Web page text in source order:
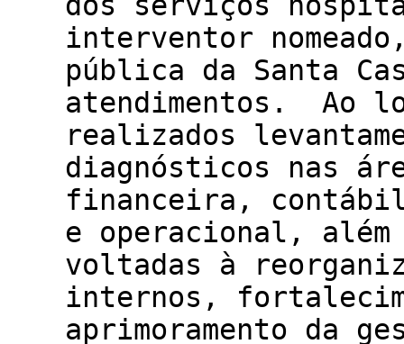
interventor
pública da Santa
atendimentos. Ao
realizados
diagnósticos nas
financeira,
e operacional, além
voltadas à
internos,
aprimoramento da